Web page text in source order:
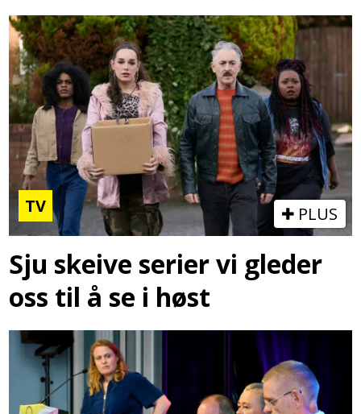
TV PLUS
Sju skeive serier vi gleder
oss til å se i høst